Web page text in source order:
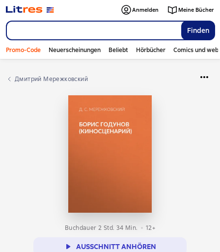
Finden
Anmelden Meine Bücher
Promo-Code Neuerscheinungen Beliebt Hörbücher Comics und
Дмитрий Мережковский
Buchdauer 2 Std. 34 Min. 12+
AUSSCHNITT ANHÖREN